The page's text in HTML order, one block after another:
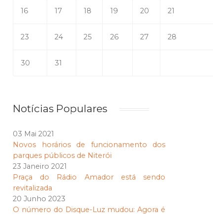
16 17 18 19 20 21
23 24 25 26 27 28
30 31
Notícias Populares
03 Mai 2021
Novos horários de funcionamento dos
parques públicos de Niterói
23 Janeiro 2021
Praça do Rádio Amador está sendo
revitalizada
20 Junho 2023
O número do Disque-Luz mudou: Agora é